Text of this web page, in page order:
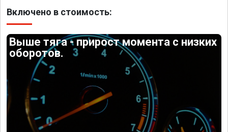
Включено в стоимость:
Выше тяга - прирост момента с низких
оборотов.